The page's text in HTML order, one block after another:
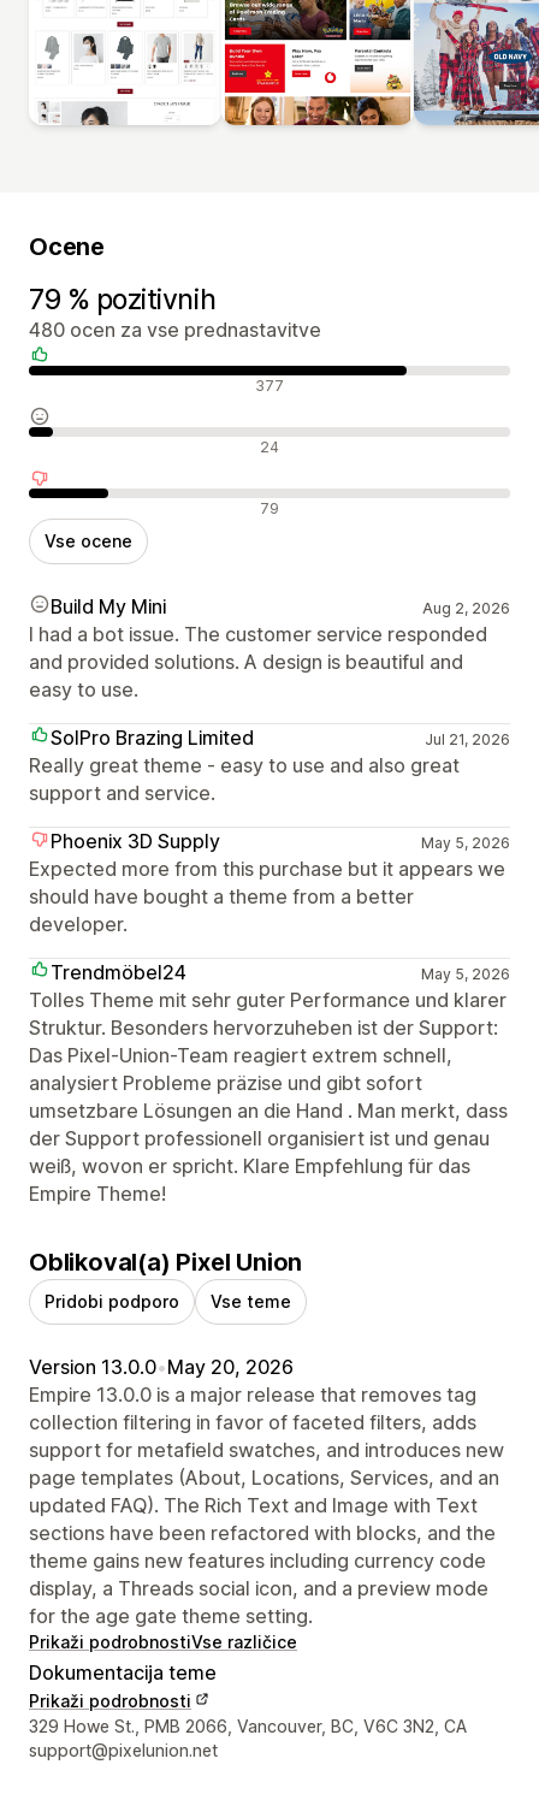
Ocene
79 % pozitivnih
480 ocen za vse prednastavitve
Pozitivne ocene 377
Nevtralne ocene 24
Negativne ocene 79
Vse ocene
Build My Mini Aug 2, 2026
I had a bot issue. The customer service responded
and provided solutions. A design is beautiful and
easy to use.
SolPro Brazing Limited
Jul 21, 2026
Really great theme - easy to use and also great
support and service.
Phoenix 3D Supply
May 5, 2026
Expected more from this purchase but it appears we
should have bought a theme from a better
developer.
Trendmöbel24
May 5, 2026
Tolles Theme mit sehr guter Performance und klarer
Struktur. Besonders hervorzuheben ist der Support:
Das Pixel-Union-Team reagiert extrem schnell,
analysiert Probleme präzise und gibt sofort
umsetzbare Lösungen an die Hand . Man merkt, dass
der Support professionell organisiert ist und genau
weiß, wovon er spricht. Klare Empfehlung für das
Empire Theme!
Oblikoval(a) Pixel Union
Pridobi podporo Vse teme
Version 13.0.0•May 20, 2026
Empire 13.0.0 is a major release that removes tag
collection filtering in favor of faceted filters, adds
support for metafield swatches, and introduces new
page templates (About, Locations, Services, and an
updated FAQ). The Rich Text and Image with Text
sections have been refactored with blocks, and the
theme gains new features including currency code
display, a Threads social icon, and a preview mode
for the age gate theme setting.
Prikaži podrobnostiVse različice
Dokumentacija teme
Prikaži podrobnosti
Podatki za stik z oblikovalcem
329 Howe St., PMB 2066, Vancouver, BC, V6C 3N2, CA
support@pixelunion.net